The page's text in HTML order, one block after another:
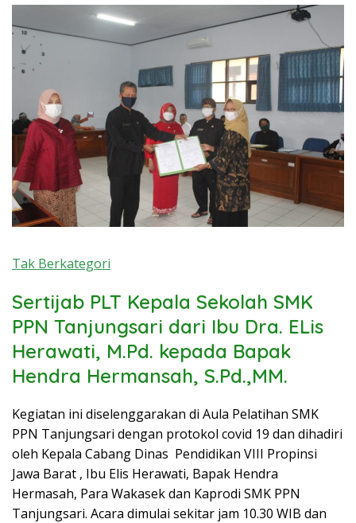
Tak Berkategori
Sertijab PLT Kepala Sekolah SMK
PPN Tanjungsari dari Ibu Dra. ELis
Herawati, M.Pd. kepada Bapak
Hendra Hermansah, S.Pd.,MM.
Kegiatan ini diselenggarakan di Aula Pelatihan SMK
PPN Tanjungsari dengan protokol covid 19 dan dihadiri
oleh Kepala Cabang Dinas Pendidikan VIII Propinsi
Jawa Barat , Ibu Elis Herawati, Bapak Hendra
Hermasah, Para Wakasek dan Kaprodi SMK PPN
Tanjungsari. Acara dimulai sekitar jam 10.30 WIB dan